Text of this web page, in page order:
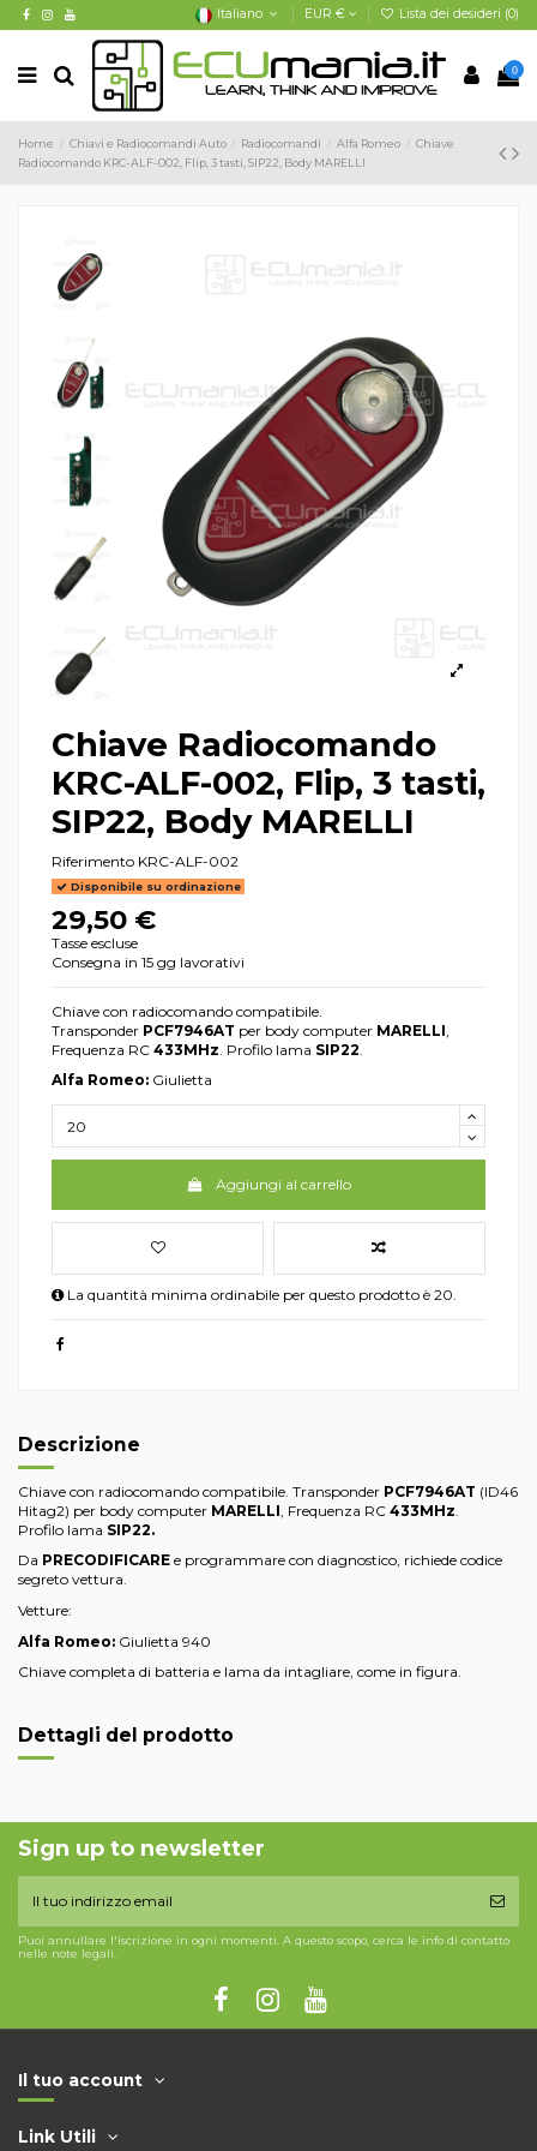
Italiano EUR € Lista dei desideri (0)
0
Home Chiavi e Radiocomandi Auto Radiocomandi Alfa Romeo
Chiave
Radiocomando KRC-ALF-002, Flip, 3 tasti, SIP22, Body MARELLI
Chiave Radiocomando
KRC-ALF-002, Flip, 3 tasti,
SIP22, Body MARELLI
Riferimento KRC-ALF-002
Disponibile su ordinazione
29,50 €
Tasse escluse
Consegna in 15 gg lavorativi
Chiave con radiocomando compatibile.
Transponder PCF7946AT per body computer MARELLI
Frequenza RC 433MHz . Profilo lama SIP22
Alfa Romeo: Giulietta
Aggiungi al carrello
La quantità minima ordinabile per questo prodotto è 20.
Descrizione
Chiave con radiocomando compatibile. Transponder PCF7946AT (ID46
Hitag2) per body computer MARELLI , Frequenza RC 433MHz
Profilo lama SIP22.
Da PRECODIFICARE e programmare con diagnostico, richiede codice
segreto vettura.
Vetture:
Alfa Romeo: Giulietta 940
Chiave completa di batteria e lama da intagliare, come in figura.
Dettagli del prodotto
Sign up to newsletter
Puoi annullare l'iscrizione in ogni momenti. A questo scopo, cerca le info di contatto
nelle note legali.
Il tuo account
Link Utili